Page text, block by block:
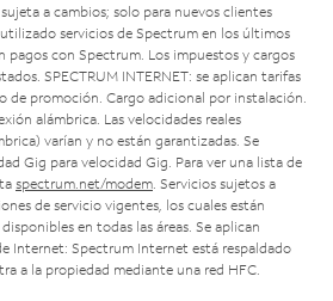
a cambios; solo para nuevos clientes
servicios de Spectrum en los últimos
pagos con Spectrum. Los impuestos y cargos
SPECTRUM INTERNET: se aplican tarifas
de promoción. Cargo adicional por instalación.
alámbrica. Las velocidades reales
varían y no están garantizadas. Se
Gig para velocidad Gig. Para ver una lista de
spectrum.net/modem . Servicios sujetos a
de servicio vigentes, los cuales están
en todas las áreas. Se aplican
Internet: Spectrum Internet está respaldado
a la propiedad mediante una red HFC.